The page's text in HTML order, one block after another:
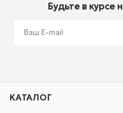
Будьте в курсе
КАТАЛОГ